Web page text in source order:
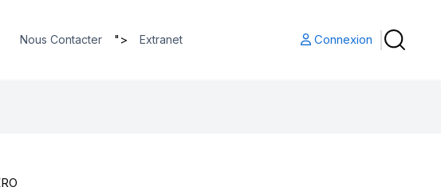
Nous Contacter "> Extranet Connexion